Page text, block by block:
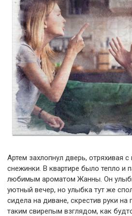
Артем захлопнул дверь, отряхивая
снежинки. В квартире было тепло и
любимым ароматом Жанны. Он
уютный вечер, но улыбка тут же
сидела на диване, скрестив руки на
таким свирепым взглядом, как